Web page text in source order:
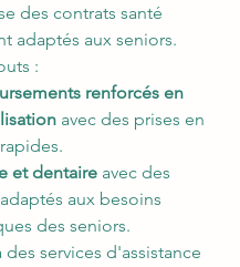
des contrats santé
adaptés aux seniors.
:
renforcés en
avec des prises en
et dentaire avec des
aux besoins
des seniors.
des services d'assistance